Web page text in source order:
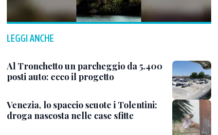
LEGGI ANCHE
Al Tronchetto un parcheggio da 5.400
posti auto: ecco il progetto
Venezia, lo spaccio scuote i Tolentini:
droga nascosta nelle case sfitte